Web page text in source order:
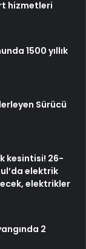
hizmetleri
1500 yıllık
Sürücü
kesintisi! 26-
elektrik
elektrikler
2